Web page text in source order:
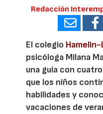
Redacción
El colegio Hamelin-
psicóloga Milana
una guía con
que los niños
habilidades y
vacaciones de